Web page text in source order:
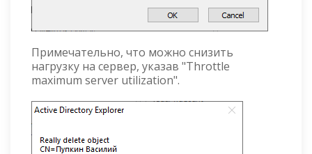
Примечательно, что можно снизить
нагрузку на сервер, указав "Throttle
maximum server utilization".